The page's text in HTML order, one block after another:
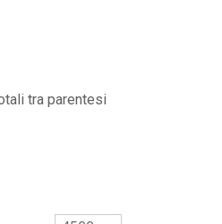
tra parentesi